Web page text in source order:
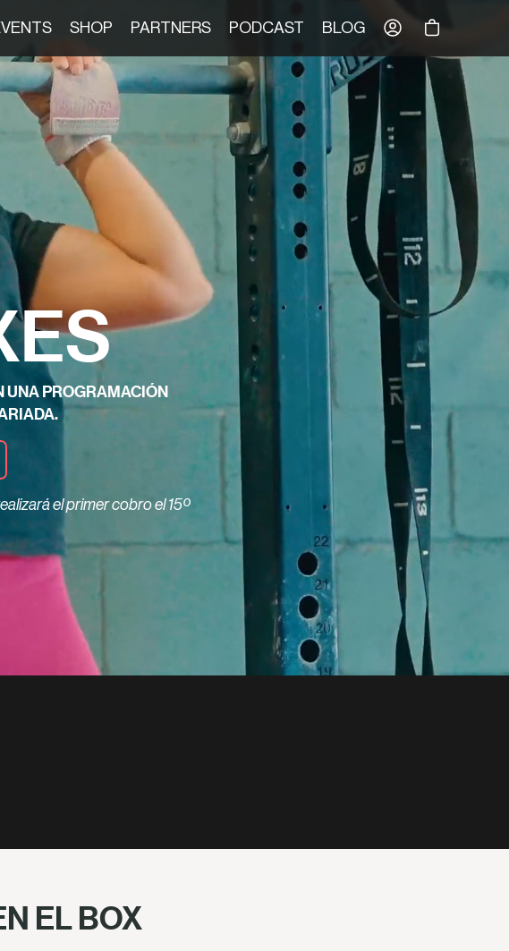
SHOP PARTNERS PODCAST BLOG Tu Carrito
UNA PROGRAMACIÓN
el primer cobro el 15º
EL BOX